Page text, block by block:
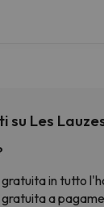
su Les
in tutto
a